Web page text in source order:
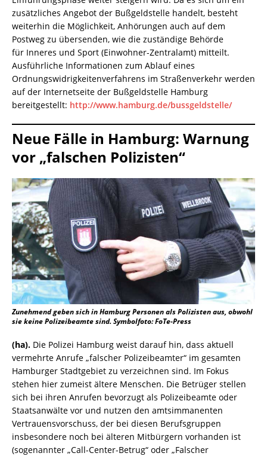
zusätzliches Angebot der Bußgeldstelle handelt, besteht
weiterhin die Möglichkeit, Anhörungen auch auf dem
Postweg zu übersenden, wie die zuständige Behörde
für Inneres und Sport (Einwohner-Zentralamt) mitteilt.
Ausführliche Informationen zum Ablauf eines
Ordnungswidrigkeitenverfahrens im Straßenverkehr werden
auf der Internetseite der Bußgeldstelle Hamburg
bereitgestellt: http://www.hamburg.de/bussgeldstelle/
Neue Fälle in Hamburg: Warnung
vor „falschen Polizisten“
Zunehmend geben sich in Hamburg Personen als Polizisten aus, obwohl
sie keine Polizeibeamte sind. Symbolfoto: FoTe-Press
(ha). Die Polizei Hamburg weist darauf hin, dass aktuell
vermehrte Anrufe „falscher Polizeibeamter“ im gesamten
Hamburger Stadtgebiet zu verzeichnen sind. Im Fokus
stehen hier zumeist ältere Menschen. Die Betrüger stellen
sich bei ihren Anrufen bevorzugt als Polizeibeamte oder
Staatsanwälte vor und nutzen den amtsimmanenten
Vertrauensvorschuss, der bei diesen Berufsgruppen
insbesondere noch bei älteren Mitbürgern vorhanden ist
(sogenannter „Call-Center-Betrug“ oder „Falscher